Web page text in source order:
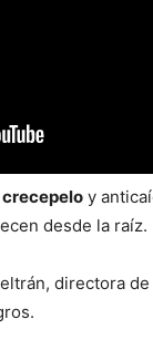
y
desde la raíz.
directora